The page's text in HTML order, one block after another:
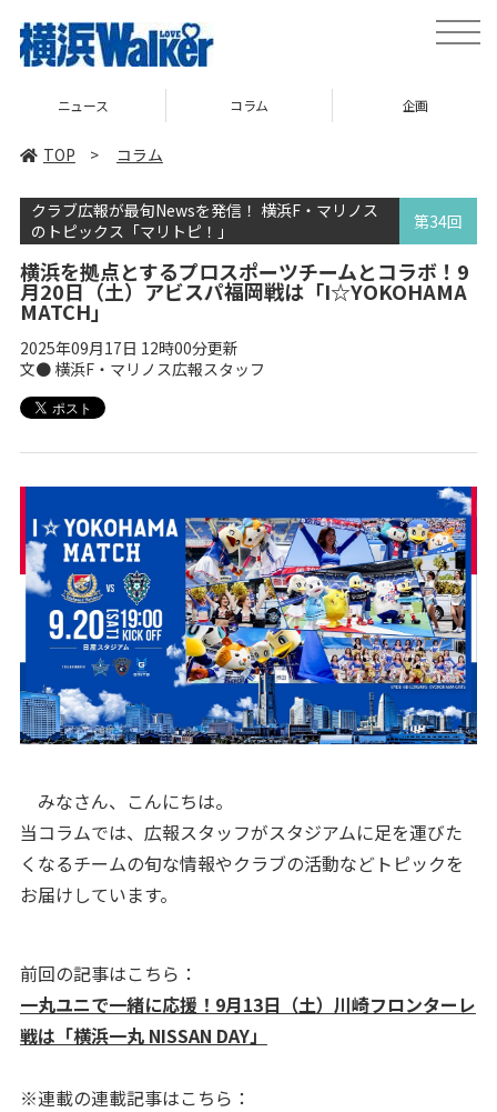
toggle
コラム 企画 TOP
TOP > コラム
クラブ広報が最旬Newsを発信！ 横浜F・マリノス
のトピックス「マリトピ！」
第34回
横浜を拠点とするプロスポーツチームとコラボ！9
月20日（土）アビスパ福岡戦は「I☆YOKOHAMA
MATCH」
2025年09月17日 12時00分更新
文● 横浜F・マリノス広報スタッフ
みなさん、こんにちは。
当コラムでは、広報スタッフがスタジアムに足を運びた
くなるチームの旬な情報やクラブの活動などトピックを
お届けしています。
前回の記事はこちら：
一丸ユニで一緒に応援！9月13日（土）川崎フロンターレ
戦は「横浜一丸 NISSAN DAY」
※連載の連載記事はこちら：